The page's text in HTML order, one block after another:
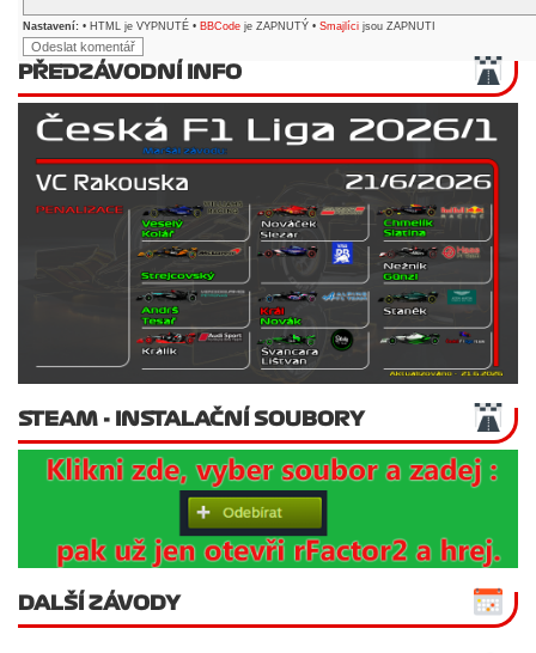
Nastavení: • HTML je VYPNUTÉ • BBCode je ZAPNUTÝ • Smajlíci jsou ZAPNUTI
PŘEDZÁVODNÍ INFO
STEAM - INSTALAČNÍ SOUBORY
DALŠÍ ZÁVODY